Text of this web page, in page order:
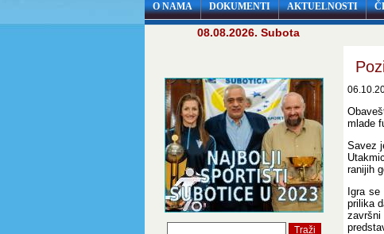
O NAMA DOKUMENTI AKTUELNOSTI
08.08.2026. Subota
mlade
Savez
ranijih
Igra
prilika